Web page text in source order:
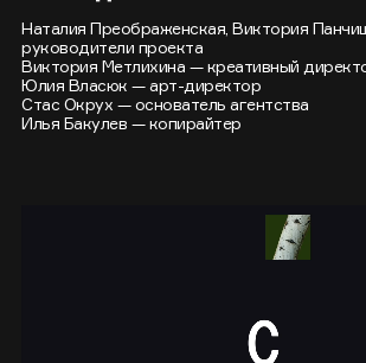
Наталия Преображенская, Виктория
руководители проекта
Виктория Метлихина — креативный
Юлия Власюк — арт-директор
Стас Окрух — основатель агентства
Илья Бакулев — копирайтер